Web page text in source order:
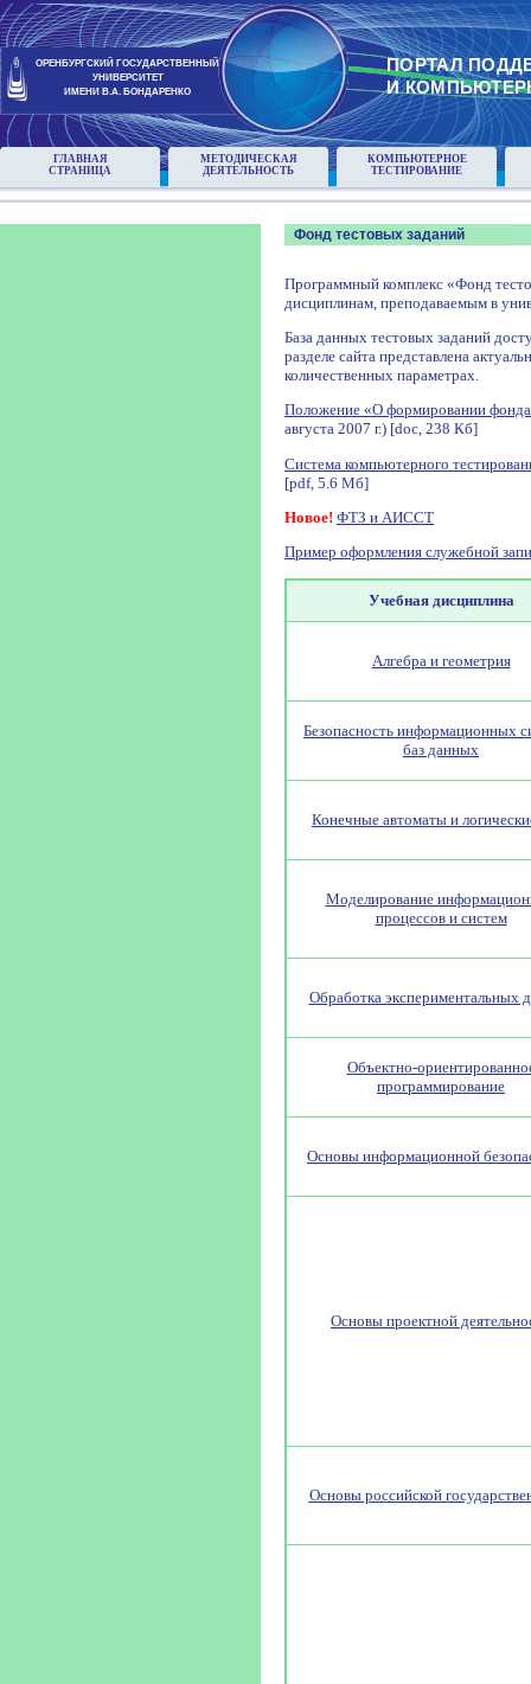
ОРЕНБУРГСКИЙ ГОСУДАРСТВЕННЫЙ
УНИВЕРСИТЕТ
ИМЕНИ В.А. БОНДАРЕНКО
ПОРТАЛ
И
ГЛАВНАЯ
СТРАНИЦА
МЕТОДИЧЕСКАЯ
ДЕЯТЕЛЬНОСТЬ
КОМПЬЮТЕРНОЕ
ТЕСТИРОВАНИЕ
Фонд тестовых заданий
Программный комплекс «Фонд
дисциплинам, преподаваемым в
База данных тестовых заданий
разделе сайта представлена
количественных параметрах.
Положение «О формировании фонда
августа 2007 г.) [doc, 238 Кб]
Система компьютерного
[pdf, 5.6 Мб]
Новое! ФТЗ и АИССТ
Пример оформления служебной
Учебная дисциплина
Алгебра и геометрия
Безопасность информационных
баз данных
Конечные автоматы и
Моделирование
процессов и систем
Обработка экспериментальных
Объектно-
программирование
Основы информационной
Основы проектной
Основы российской